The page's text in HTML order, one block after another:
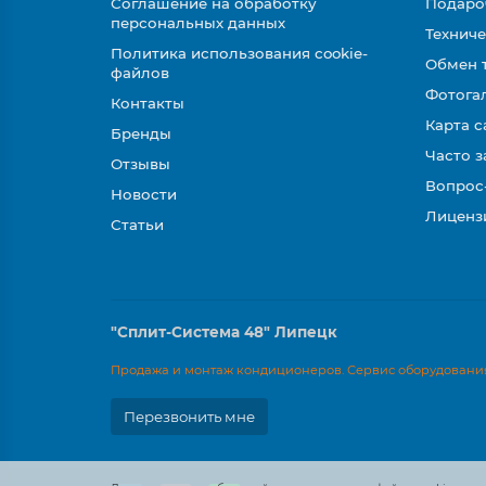
персональных данных
Политика использования cookie-
файлов
Контакты
Бренды
Отзывы
Новости
Статьи
Обмен
Карта
Часто
"Сплит-Система 48" Липецк
Продажа и монтаж кондиционеров. Сервис
Перезвонить мне